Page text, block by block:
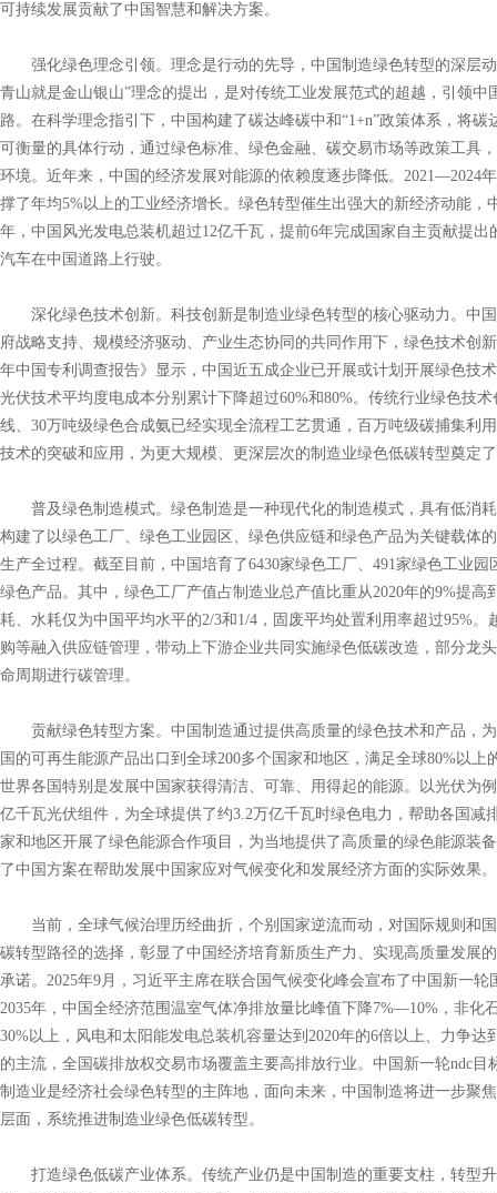
可持续发展贡献了中国智慧和解决方案。
强化绿色理念引领。理念是行动的先导，中国制造绿色转型的深层动
青山就是金山银山”理念的提出，是对传统工业发展范式的超越，引领
路。在科学理念指引下，中国构建了碳达峰碳中和“1+n”政策体系，将
可衡量的具体行动，通过绿色标准、绿色金融、碳交易市场等政策工具
环境。近年来，中国的经济发展对能源的依赖度逐步降低。2021—2024
撑了年均5%以上的工业经济增长。绿色转型催生出强大的新经济动能，
年，中国风光发电总装机超过12亿千瓦，提前6年完成国家自主贡献提
汽车在中国道路上行驶。
深化绿色技术创新。科技创新是制造业绿色转型的核心驱动力。中
府战略支持、规模经济驱动、产业生态协同的共同作用下，绿色技术创
年中国专利调查报告》显示，中国近五成企业已开展或计划开展绿色技
光伏技术平均度电成本分别累计下降超过60%和80%。传统行业绿色技
线、30万吨级绿色合成氨已经实现全流程工艺贯通，百万吨级碳捕集利
技术的突破和应用，为更大规模、更深层次的制造业绿色低碳转型奠定
普及绿色制造模式。绿色制造是一种现代化的制造模式，具有低消
构建了以绿色工厂、绿色工业园区、绿色供应链和绿色产品为关键载体
生产全过程。截至目前，中国培育了6430家绿色工厂、491家绿色工业
绿色产品。其中，绿色工厂产值占制造业总产值比重从2020年的9%提高
耗、水耗仅为中国平均水平的2/3和1/4，固废平均处置利用率超过95%
购等融入供应链管理，带动上下游企业共同实施绿色低碳改造，部分龙
命周期进行碳管理。
贡献绿色转型方案。中国制造通过提供高质量的绿色技术和产品，
国的可再生能源产品出口到全球200多个国家和地区，满足全球80%以
世界各国特别是发展中国家获得清洁、可靠、用得起的能源。以光伏为
亿千瓦光伏组件，为全球提供了约3.2万亿千瓦时绿色电力，帮助各国减
家和地区开展了绿色能源合作项目，为当地提供了高质量的绿色能源装
了中国方案在帮助发展中国家应对气候变化和发展经济方面的实际效果。
当前，全球气候治理历经曲折，个别国家逆流而动，对国际规则和
碳转型路径的选择，彰显了中国经济培育新质生产力、实现高质量发展
承诺。2025年9月，习近平主席在联合国气候变化峰会宣布了中国新一
2035年，中国全经济范围温室气体净排放量比峰值下降7%—10%，非化
30%以上，风电和太阳能发电总装机容量达到2020年的6倍以上、力争
的主流，全国碳排放权交易市场覆盖主要高排放行业。中国新一轮ndc
制造业是经济社会绿色转型的主阵地，面向未来，中国制造将进一步聚
层面，系统推进制造业绿色低碳转型。
打造绿色低碳产业体系。传统产业仍是中国制造的重要支柱，转型